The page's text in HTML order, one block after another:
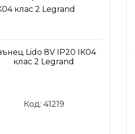
Lido 8V IP20 IK04
клас 2 Legrand
Код: 41219